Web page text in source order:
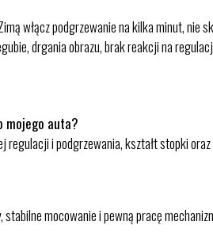
włącz podgrzewanie na kilka minut,
drgania obrazu, brak reakcji na
mojego auta?
i podgrzewania, kształt stopki
mocowanie i pewną pracę